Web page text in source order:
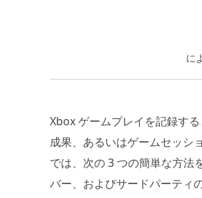
に
Xbox ゲームプレイを記録す
成果、あるいはゲームセッシ
では、次の 3 つの簡単な方法
バー、およびサードパーティ